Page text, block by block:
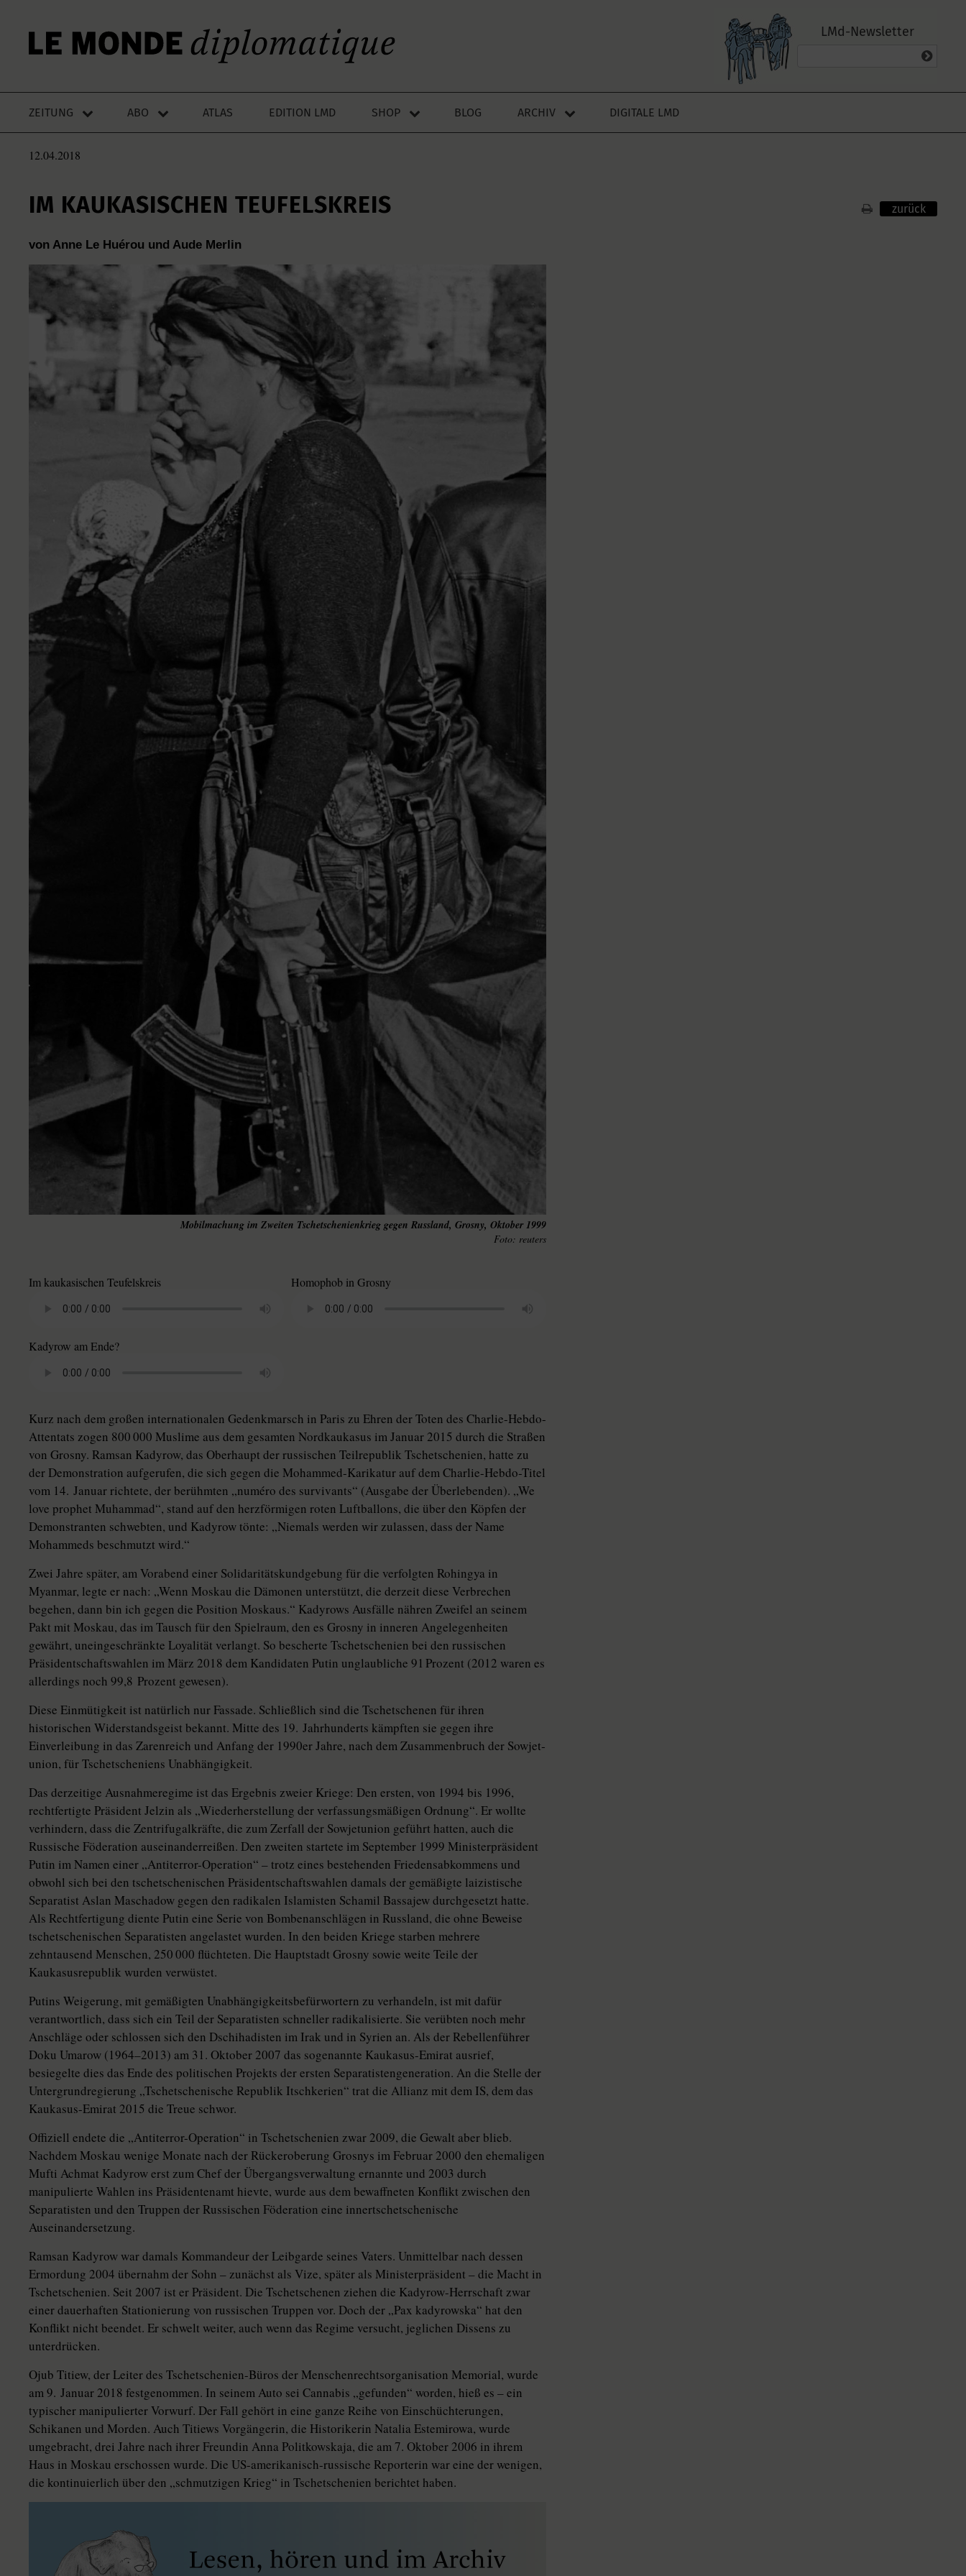
LMd-Newsletter
ZEITUNG ABO ATLAS EDITION LMD SHOP BLOG ARCHIV DIGITALE LMD
12.04.2018
IM KAUKASISCHEN TEUFELSKREIS zurück
von Anne Le Huérou und Aude Merlin
Mobilmachung im Zweiten Tschetschenienkrieg gegen Russland, Grosny, Oktober 1999
reuters
Im kaukasischen Teufelskreis Homophob in Grosny
Kadyrow am Ende?
Kurz nach dem großen internationalen Gedenkmarsch in Paris zu Ehren der Toten des Charlie-Hebdo-
Attentats zogen 800 000 Muslime aus dem gesamten Nordkaukasus im Januar 2015 durch die Straßen
von Grosny. Ramsan Kadyrow, das Oberhaupt der russischen Teilrepublik Tschetsche­nien, hatte zu
der Demonstration aufgerufen, die sich gegen die Mohammed-Karikatur auf dem Charlie-Hebdo-Titel
vom 14. Januar richtete, der berühmten „numéro des survivants“ (Ausgabe der Überlebenden). „We
love prophet Muhammad“, stand auf den herzförmigen roten Luftballons, die über den Köpfen der
Demonstranten schwebten, und Kadyrow tönte: „Niemals werden wir zulassen, dass der Name
Mohammeds beschmutzt wird.“
Zwei Jahre später, am Vorabend einer Solidaritätskundgebung für die verfolgten Rohingya in
Myanmar, legte er nach: „Wenn Moskau die Dämonen unterstützt, die derzeit diese Verbrechen
begehen, dann bin ich gegen die Position Moskaus.“ Kady­rows Ausfälle nähren Zweifel an seinem
Pakt mit Moskau, das im Tausch für den Spielraum, den es Grosny in inneren Angelegenheiten
gewährt, uneingeschränkte Loyalität verlangt. So bescherte Tsche­tsche­nien bei den russischen
Präsidentschaftswahlen im März 2018 dem Kandidaten Putin unglaubliche 91 Prozent (2012 waren es
allerdings noch 99,8 Prozent gewesen).
Diese Einmütigkeit ist natürlich nur Fassade. Schließlich sind die Tsche­tsche­nen für ihren
historischen Widerstandsgeist bekannt. Mitte des 19. Jahrhunderts kämpften sie gegen ihre
Einverleibung in das Zarenreich und Anfang der 1990er Jahre, nach dem Zusammenbruch der Sowjet­
union, für Tschetscheniens Unabhängigkeit.
Das derzeitige Ausnahmeregime ist das Ergebnis zweier Kriege: Den ersten, von 1994 bis 1996,
rechtfertigte Präsident Jelzin als „Wiederherstellung der verfassungsmäßigen Ordnung“. Er wollte
verhindern, dass die Zentrifugalkräfte, die zum Zerfall der Sowjet­union geführt hatten, auch die
Russische Föderation auseinanderreißen. Den zweiten startete im September 1999 Ministerpräsident
Putin im Namen einer „Antiterror-Operation“ – trotz eines bestehenden Friedensabkommens und
obwohl sich bei den tschetschenischen Präsidentschaftswahlen damals der gemäßigte laizistische
Separatist Aslan Maschadow gegen den radikalen Islamisten Schamil Bassajew durchgesetzt hatte.
Als Rechtfertigung diente Putin eine Serie von Bombenanschlägen in Russland, die ohne Beweise
tschetschenischen Separatisten angelastet wurden. In den beiden Kriege starben mehrere
zehntausend Menschen, 250 000 flüchteten. Die Hauptstadt Grosny sowie weite Teile der
Kaukasusrepublik wurden verwüstet.
Putins Weigerung, mit gemäßigten Unabhängigkeitsbefürwortern zu verhandeln, ist mit dafür
verantwortlich, dass sich ein Teil der Separatisten schneller radikalisierte. Sie verübten noch mehr
Anschläge oder schlossen sich den Dschihadisten im Irak und in Syrien an. Als der Rebellenführer
Doku Umarow (1964–2013) am 31. Oktober 2007 das sogenannte Kaukasus-Emirat ausrief,
besiegelte dies das Ende des politischen Projekts der ersten Separatistengeneration. An die Stelle der
Untergrundregierung „Tschetschenische Republik Itschkerien“ trat die Allianz mit dem IS, dem das
Kaukasus-Emirat 2015 die Treue schwor.
Offiziell endete die „Antiterror-Operation“ in Tschetschenien zwar 2009, die Gewalt aber blieb.
Nachdem Moskau wenige Monate nach der Rückeroberung Grosnys im Februar 2000 den ehemaligen
Mufti Achmat Kadyrow erst zum Chef der Übergangsverwaltung ernannte und 2003 durch
manipulierte Wahlen ins Präsidentenamt hievte, wurde aus dem bewaffneten Konflikt zwischen den
Separatisten und den Truppen der Russischen Föderation eine innertschetschenische
Auseinandersetzung.
Ramsan Kadyrow war damals Kommandeur der Leibgarde seines Vaters. Unmittelbar nach dessen
Ermordung 2004 übernahm der Sohn – zunächst als Vize, später als Ministerpräsident – die Macht in
Tschetschenien. Seit 2007 ist er Präsident. Die Tschetschenen ziehen die Kadyrow-Herrschaft zwar
einer dauerhaften Stationierung von russischen Truppen vor. Doch der „Pax kadyrowska“ hat den
Konflikt nicht beendet. Er schwelt weiter, auch wenn das Regime versucht, jeglichen Dissens zu
unterdrücken.
Ojub Titiew, der Leiter des Tsche­tsche­nien-Büros der Menschenrechtsorganisation Memorial, wurde
am 9. Januar 2018 festgenommen. In seinem Auto sei Cannabis „gefunden“ worden, hieß es – ein
typischer manipulierter Vorwurf. Der Fall gehört in eine ganze Reihe von Einschüchterungen,
Schikanen und Morden. Auch Titiews Vorgängerin, die Historikerin Natalia Estemirowa, wurde
umgebracht, drei Jahre nach ihrer Freundin Anna Politkowskaja, die am 7. Oktober 2006 in ihrem
Haus in Moskau erschossen wurde. Die US-amerikanisch-russische Reporterin war eine der wenigen,
die kontinuierlich über den „schmutzigen Krieg“ in Tschetschenien berichtet haben.